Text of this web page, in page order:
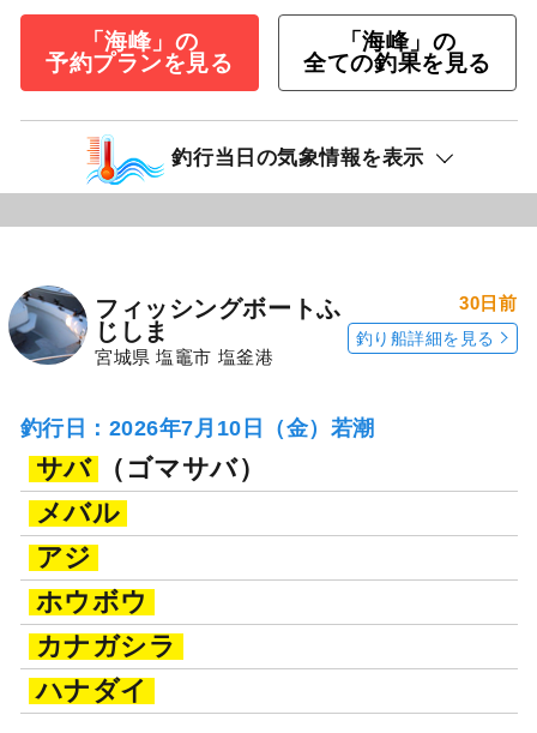
「海峰」の
予約プランを見る
「海峰」の
全ての釣果を見る
釣行当日の気象情報を表示
フィッシングボートふ
じしま
宮城県 塩竈市 塩釜港
30日前
釣り船詳細を見る
釣行日：2026年7月10日（金）若潮
サバ
（ゴマサバ）
メバル
アジ
ホウボウ
カナガシラ
ハナダイ